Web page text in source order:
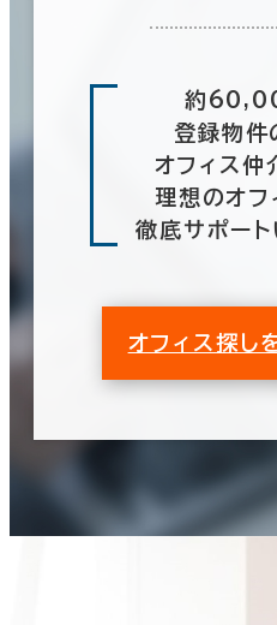
約
登録物件
オフィス仲
理想のオフ
徹底サポート
オフィス探し